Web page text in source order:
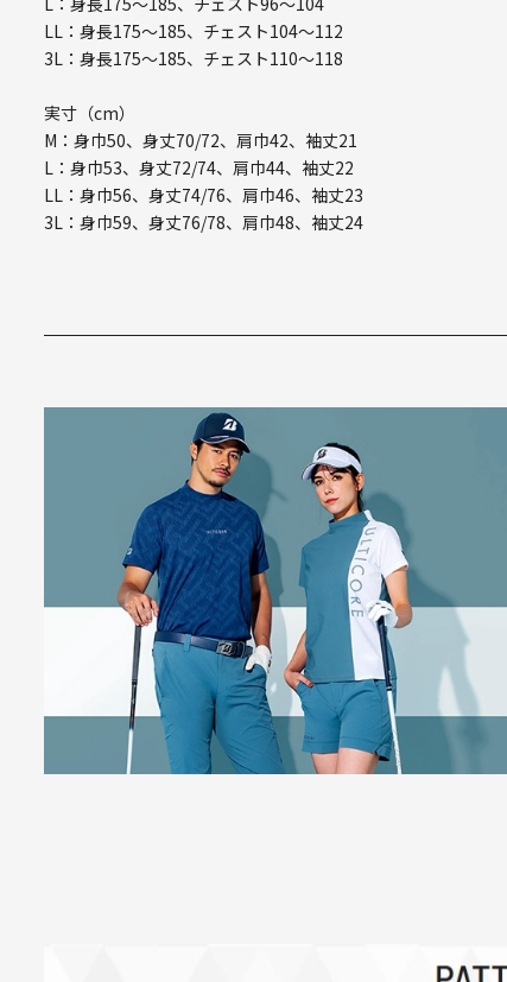
LL：身長175～185、チェスト104～112
3L：身長175～185、チェスト110～118
実寸（cm）
M：身巾50、身丈70/72、肩巾42、袖丈21
L：身巾53、身丈72/74、肩巾44、袖丈22
LL：身巾56、身丈74/76、肩巾46、袖丈23
3L：身巾59、身丈76/78、肩巾48、袖丈24